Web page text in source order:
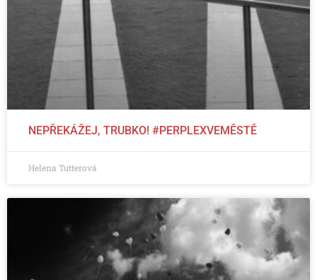
NEPŘEKÁŽEJ, TRUBKO! #PERPLEXVEMĚSTĚ
Helena Tutterová